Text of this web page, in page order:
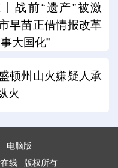
战前“遗产”被激
早苗正借情报改革
大国化”
顿州山火嫌疑人承
火
电脑版
线 版权所有